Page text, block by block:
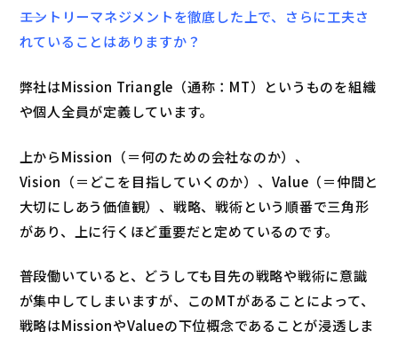
――エントリーマネジメントを徹底した上で、さらに工夫さ
れていることはありますか？
弊社はMission Triangle（通称：MT）というものを組織
や個人全員が定義しています。
上からMission（＝何のための会社なのか）、
Vision（＝どこを目指していくのか）、Value（＝仲間と
大切にしあう価値観）、戦略、戦術という順番で三角形
があり、上に行くほど重要だと定めているのです。
普段働いていると、どうしても目先の戦略や戦術に意識
が集中してしまいますが、このMTがあることによって、
戦略はMissionやValueの下位概念であることが浸透しま